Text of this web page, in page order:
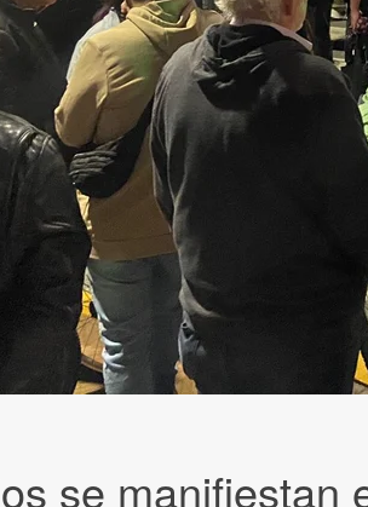
se manifiestan